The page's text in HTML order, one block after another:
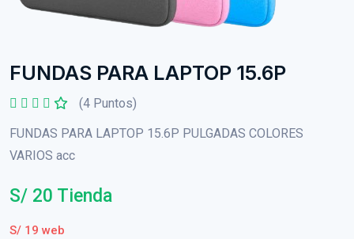
FUNDAS PARA LAPTOP 15.6P
(4 Puntos)
FUNDAS PARA LAPTOP 15.6P PULGADAS COLORES
VARIOS acc
S/ 20 Tienda
S/ 19 web